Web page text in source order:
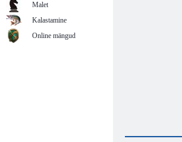
Malet
Kalastamine
Online mängud